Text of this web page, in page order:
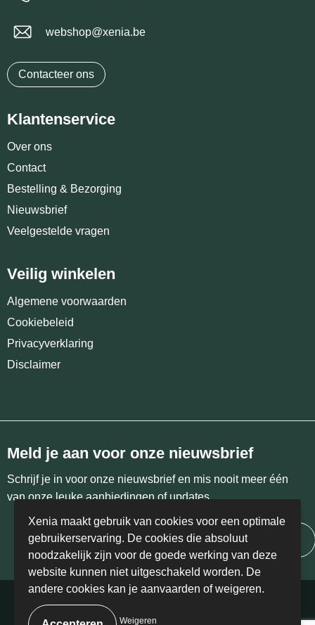
webshop@xenia.be
Contacteer ons
Klantenservice
Over ons
Contact
Bestelling & Bezorging
Nieuwsbrief
Veelgestelde vragen
Veilig winkelen
Algemene voorwaarden
Cookiebeleid
Privacyverklaring
Disclaimer
Meld je aan voor onze nieuwsbrief
Schrijf je in voor onze nieuwsbrief en mis nooit meer één
van onze leuke aanbiedingen of updates.
Inschrijven
© Copyright Xenia 2024 | BE 0458.405.766
Xenia maakt gebruik van cookies voor een optimale
gebruikerservaring. De cookies die absoluut
noodzakelijk zijn voor de goede werking van deze
website kunnen niet uitgeschakeld worden. De
andere cookies kan je aanvaarden of weigeren.
Weigeren